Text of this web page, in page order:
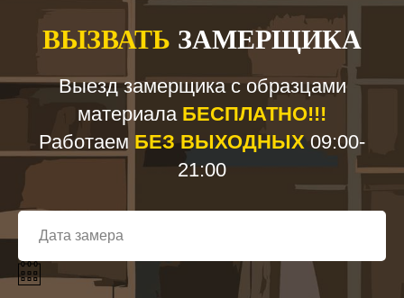
ВЫЗВАТЬ ЗАМЕРЩИКА
Выезд замерщика с образцами
материала БЕСПЛАТНО!!!
Работаем БЕЗ ВЫХОДНЫХ09:00-
21:00